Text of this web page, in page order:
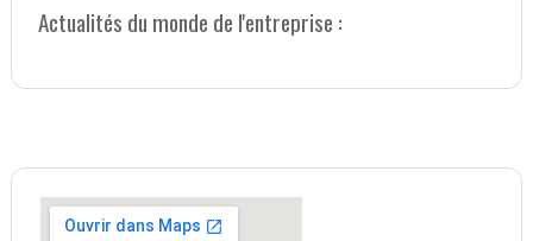
Actualités du monde de l'entreprise :